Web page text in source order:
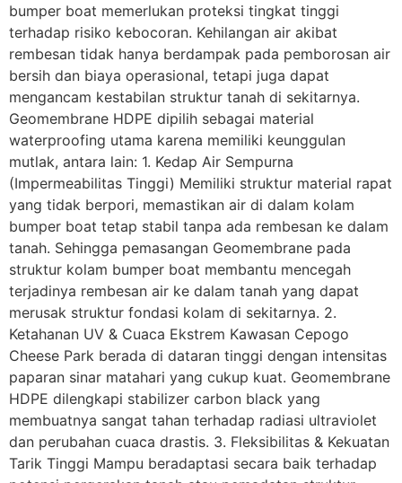
bumper boat memerlukan proteksi tingkat tinggi
terhadap risiko kebocoran. Kehilangan air akibat
rembesan tidak hanya berdampak pada pemborosan air
bersih dan biaya operasional, tetapi juga dapat
mengancam kestabilan struktur tanah di sekitarnya.
Geomembrane HDPE dipilih sebagai material
waterproofing utama karena memiliki keunggulan
mutlak, antara lain: 1. Kedap Air Sempurna
(Impermeabilitas Tinggi) Memiliki struktur material rapat
yang tidak berpori, memastikan air di dalam kolam
bumper boat tetap stabil tanpa ada rembesan ke dalam
tanah. Sehingga pemasangan Geomembrane pada
struktur kolam bumper boat membantu mencegah
terjadinya rembesan air ke dalam tanah yang dapat
merusak struktur fondasi kolam di sekitarnya. 2.
Ketahanan UV & Cuaca Ekstrem Kawasan Cepogo
Cheese Park berada di dataran tinggi dengan intensitas
paparan sinar matahari yang cukup kuat. Geomembrane
HDPE dilengkapi stabilizer carbon black yang
membuatnya sangat tahan terhadap radiasi ultraviolet
dan perubahan cuaca drastis. 3. Fleksibilitas & Kekuatan
Tarik Tinggi Mampu beradaptasi secara baik terhadap